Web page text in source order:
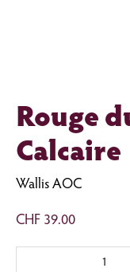
Rouge
Calcaire
Wallis AOC
CHF 39.00